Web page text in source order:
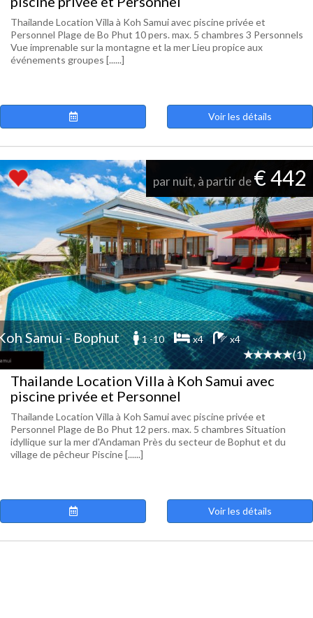
Thailande Location Villa à Koh Samui avec piscine privée et
Personnel Plage de Bo Phut 10 pers. max. 5 chambres 3 Personnels
Vue imprenable sur la montagne et la mer Lieu propice aux
événements groupes [......]
Voir les détails
par nuit, à partir de€ 442
Samui - Bophut 1 -10 x4 x4
(1)
Thailande Location Villa à Koh Samui avec
piscine privée et Personnel
Thailande Location Villa à Koh Samui avec piscine privée et
Personnel Plage de Bo Phut 12 pers. max. 5 chambres Situation
idyllique sur la mer d'Andaman Près du secteur de Bophut et du
village de pêcheur Piscine [......]
Voir les détails